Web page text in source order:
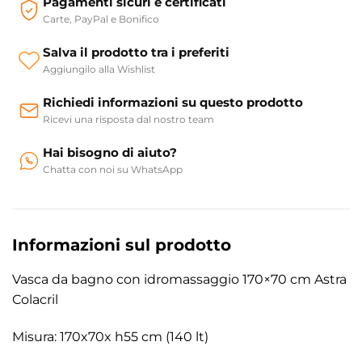
Carte, PayPal e Bonifico
Salva il prodotto tra i preferiti
Aggiungilo alla Wishlist
Richiedi informazioni su questo prodotto
Ricevi una risposta dal nostro team
Hai bisogno di aiuto?
Chatta con noi su WhatsApp
Informazioni sul prodotto
Vasca da bagno con idromassaggio 170×70 cm Astra
Colacril
Misura: 170x70x h55 cm (140 lt)